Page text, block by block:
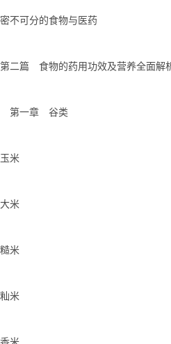
密不可分的食物与医药
第二篇 食物的药用功效及营养全面解
第一章 谷类
玉米
大米
糙米
籼米